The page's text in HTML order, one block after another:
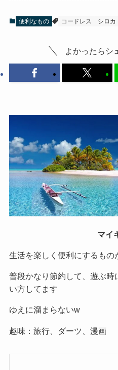
便利なもの コードレス シロカ
よかったらシ
マイ
生活を楽しく便利にするもの
普段かなり節約して、遊ぶ時
い方してます
ゆえに溜まらないw
趣味：旅行、ダーツ、漫画